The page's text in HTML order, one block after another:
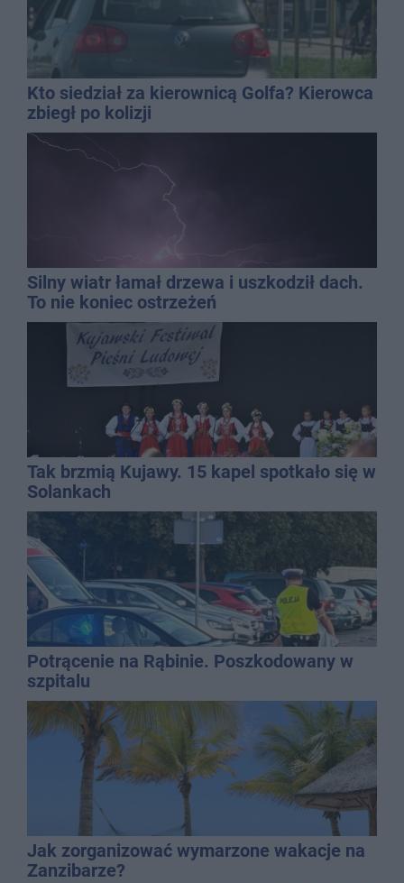
Kto siedział za kierownicą Golfa? Kierowca
zbiegł po kolizji
Silny wiatr łamał drzewa i uszkodził dach.
To nie koniec ostrzeżeń
Tak brzmią Kujawy. 15 kapel spotkało się w
Solankach
Potrącenie na Rąbinie. Poszkodowany w
szpitalu
Jak zorganizować wymarzone wakacje na
Zanzibarze?